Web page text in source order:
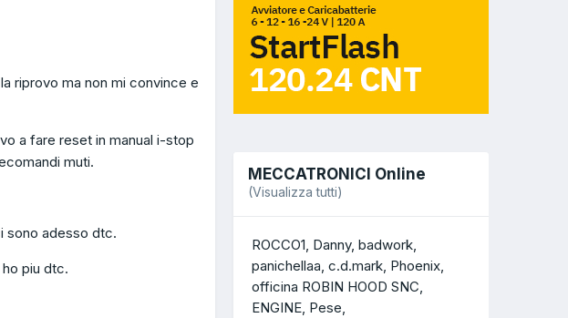
riprovo ma non mi convince e
a fare reset in manual i-stop
muti.
sono adesso dtc.
piu dtc.
MECCATRONICI Online
(Visualizza tutti)
ROCCO1 Danny badwork
panichellaa c.d.mark Phoenix
officina ROBIN HOOD SNC
ENGINE Pese